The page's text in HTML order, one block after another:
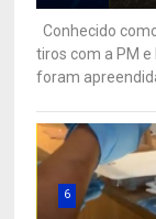
Conhecido
tiros com a PM
foram
6